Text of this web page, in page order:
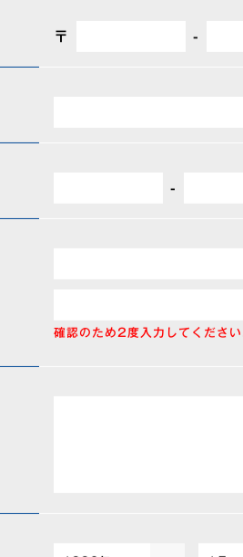
〒 -
-
確認のため2度入力してください